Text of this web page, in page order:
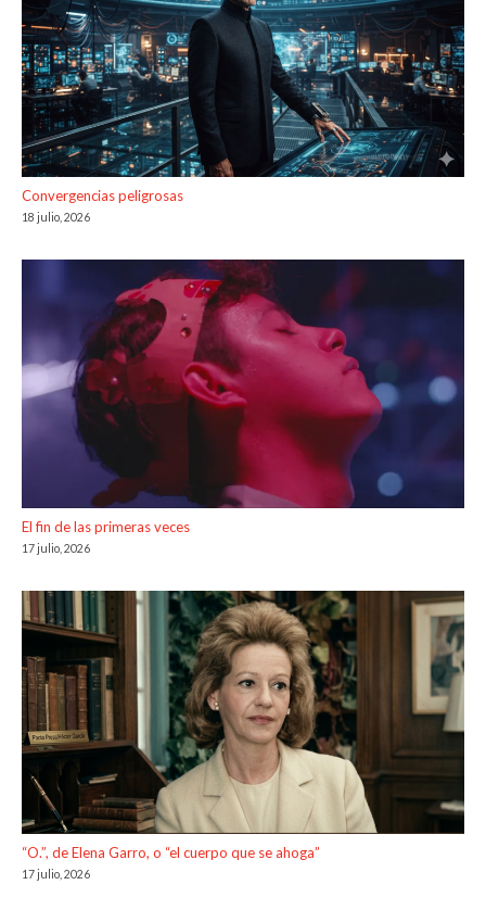
Convergencias peligrosas
18 julio, 2026
El fin de las primeras veces
17 julio, 2026
“O.”, de Elena Garro, o “el cuerpo que se ahoga”
17 julio, 2026